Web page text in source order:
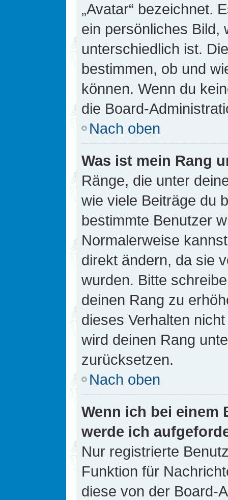
„Avatar“ bezeichnet.
ein persönliches Bild,
unterschiedlich ist.
bestimmen, ob und
können. Wenn du
die Board-
Nach oben
Was ist mein Rang
Ränge, die unter
wie viele Beiträge du
bestimmte Benutzer
Normalerweise
direkt ändern, da sie
wurden. Bitte
deinen Rang zu
dieses Verhalten
wird deinen Rang
zurücksetzen.
Nach oben
Wenn ich bei einem
werde ich
Nur registrierte
Funktion für
diese von der Board-